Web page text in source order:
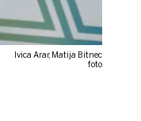
Ivica Arar, Matija Bitnec
foto